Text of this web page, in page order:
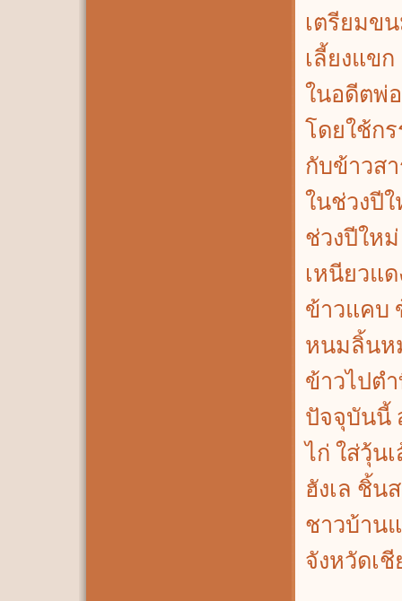
เตรียมข
เลี้ยงแข
ในอดีตพ่
โดยใช้ก
กับข้าวส
ในช่วงปี
ช่วงปีให
เหนียวแ
ข้าวแคบ
หนมลิ้นห
ข้าวไปต
ปัจจุบันนี้
ไก่ ใส่วุ้น
ฮังเล ชิ้น
ชาวบ้าน
จังหวัดเ